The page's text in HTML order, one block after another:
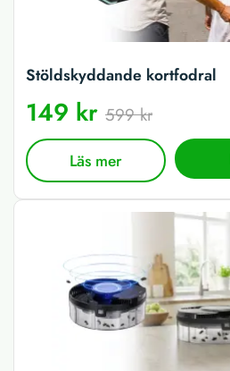
Stöldskyddande kortfodral
149 kr 599 kr
Läs mer